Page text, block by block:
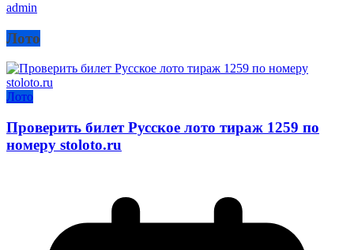
admin
Лото
Лото
Проверить билет Русское лото тираж 1259 по
номеру stoloto.ru